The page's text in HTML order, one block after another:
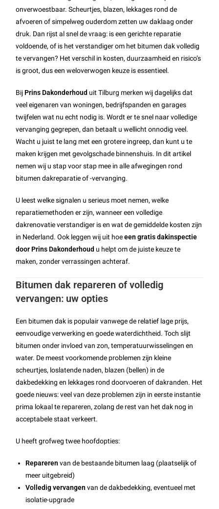
onverwoestbaar. Scheurtjes, blazen, lekkages rond de
afvoeren of simpelweg ouderdom zetten uw daklaag onder
druk. Dan rijst al snel de vraag: is een gerichte reparatie
voldoende, of is het verstandiger om het bitumen dak volledig
te vervangen? Het verschil in kosten, duurzaamheid en risico’s
is groot, dus een weloverwogen keuze is essentieel.
Bij Prins Dakonderhoud uit Tilburg merken wij dagelijks dat
veel eigenaren van woningen, bedrijfspanden en garages
twijfelen wat nu echt nodig is. Wordt er te snel naar volledige
vervanging gegrepen, dan betaalt u wellicht onnodig veel.
Wacht u juist te lang met een grotere ingreep, dan kunt u te
maken krijgen met gevolgschade binnenshuis. In dit artikel
nemen wij u stap voor stap mee in alle afwegingen rond
bitumen dakreparatie of -vervanging.
U leest welke signalen u serieus moet nemen, welke
reparatiemethoden er zijn, wanneer een volledige
dakrenovatie verstandiger is en wat de gemiddelde kosten zijn
in Nederland. Ook leggen wij uit hoeeen gratis dakinspectie
door Prins Dakonderhoud u helpt om de juiste keuze te
maken, zonder verrassingen achteraf.
Bitumen dak repareren of volledig
vervangen: uw opties
Een bitumen dak is populair vanwege de relatief lage prijs,
eenvoudige verwerking en goede waterdichtheid. Toch slijt
bitumen onder invloed van zon, temperatuurwisselingen en
water. De meest voorkomende problemen zijn kleine
scheurtjes, loslatende naden, blazen (bellen) in de
dakbedekking en lekkages rond doorvoeren of dakranden. Het
goede nieuws: veel van deze problemen zijn in eerste instantie
prima lokaal te repareren, zolang de rest van het dak nog in
acceptabele staat verkeert.
U heeft grofweg twee hoofdopties:
Repareren van de bestaande bitumen laag (plaatselijk of
meer uitgebreid)
Volledig vervangen van de dakbedekking, eventueel met
isolatie-upgrade